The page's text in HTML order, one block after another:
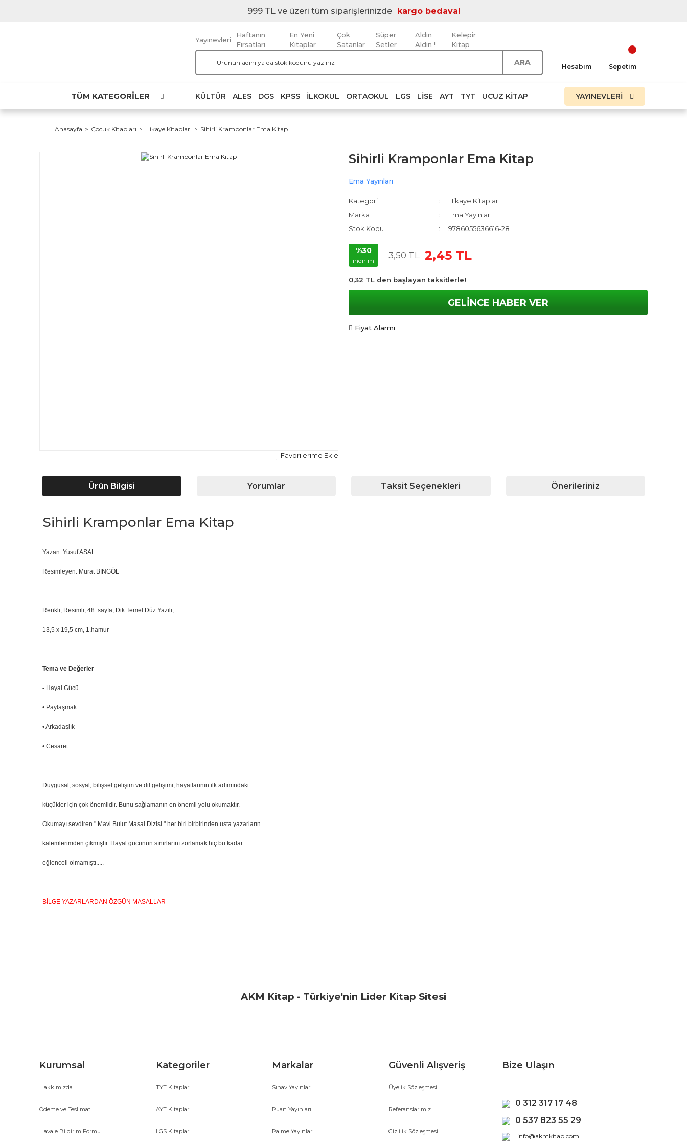
999 TL ve üzeri tüm siparişlerinizde kargo bedava!
Yayınevleri
Haftanın
Fırsatları
En Yeni
Kitaplar
Çok
Satanlar
Süper
Setler
Aldın
Aldın !
Kelepir
Kitap
ARA Hesabım Sepetim
TÜM KATEGORİLER KÜLTÜR ALES DGS KPSS İLKOKUL ORTAOKUL LGS LISE AYT TYT UCUZ KITAP YAYINEVLERİ
Anasayfa Çocuk Kitapları Hikaye Kitapları Sihirli Kramponlar Ema Kitap
Sihirli Kramponlar Ema Kitap
Ema Yayınları
Kategori
Hikaye Kitapları
Marka
Ema Yayınları
Stok Kodu
9786055636616-28
%30
indirim
3,50 TL 2,45 TL
0,32 TL den başlayan taksitlerle!
GELİNCE HABER VER
Fiyat Alarmı
Ürün Bilgisi Yorumlar Taksit Seçenekleri Önerileriniz
Sihirli Kramponlar Ema Kitap
Yazan: Yusuf ASAL
Resimleyen: Murat BİNGÖL
Renkli, Resimli, 48 sayfa, Dik Temel Düz Yazılı,
13,5 x 19,5 cm, 1.hamur
Tema ve Değerler
• Hayal Gücü
• Paylaşmak
• Arkadaşlık
• Cesaret
Duygusal, sosyal, bilişsel gelişim ve dil gelişimi, hayatlarının ilk adımındaki
küçükler için çok önemlidir. Bunu sağlamanın en önemli yolu okumaktır.
Okumayı sevdiren " Mavi Bulut Masal Dizisi " her biri birbirinden usta yazarların
kalemlerimden çıkmıştır. Hayal gücünün sınırlarını zorlamak hiç bu kadar
eğlenceli olmamıştı.....
BİLGE YAZARLARDAN ÖZGÜN MASALLAR
Yorum Yaz
AKM Kitap - Türkiye'nin Lider Kitap Sitesi
Kurumsal
Hakkımızda
Ödeme ve Teslimat
Havale Bildirim Formu
Kategoriler
TYT Kitapları
AYT Kitapları
LGS Kitapları
Markalar
Sınav Yayınları
Puan Yayınları
Palme Yayınları
Güvenli Alışveriş
Üyelik Sözleşmesi
Referanslarımız
Gizlilik Sözleşmesi
Bize Ulaşın
0 312 317 17 48
0 537 823 55 29
info@akmkitap.com